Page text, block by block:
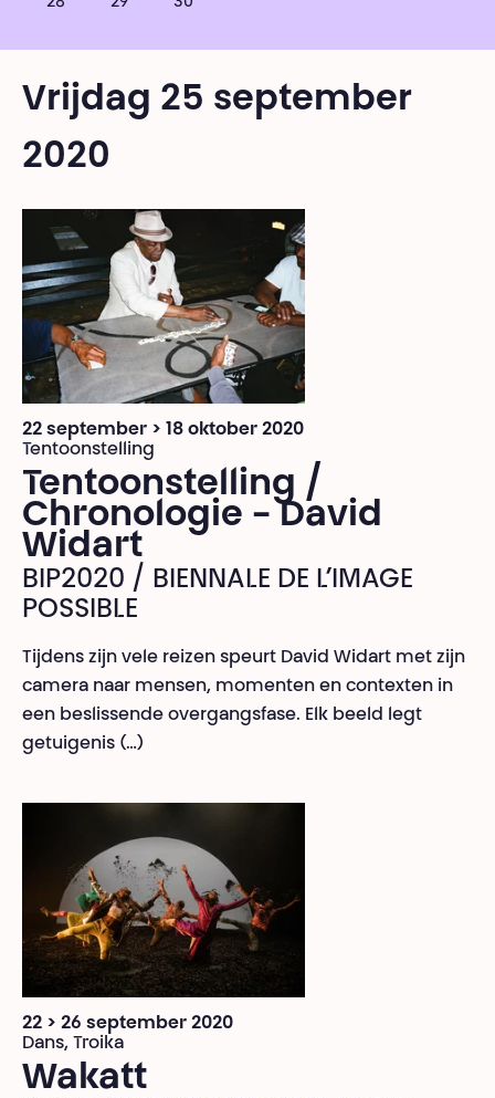
28 29 30
Vrijdag 25 september
2020
22 september > 18 oktober 2020
Tentoonstelling
Tentoonstelling /
Chronologie - David
Widart
BIP2020 / BIENNALE DE L’IMAGE
POSSIBLE
Tijdens zijn vele reizen speurt David Widart met zijn
camera naar mensen, momenten en contexten in
een beslissende overgangsfase. Elk beeld legt
getuigenis (…)
22 > 26 september 2020
Dans, Troika
Wakatt